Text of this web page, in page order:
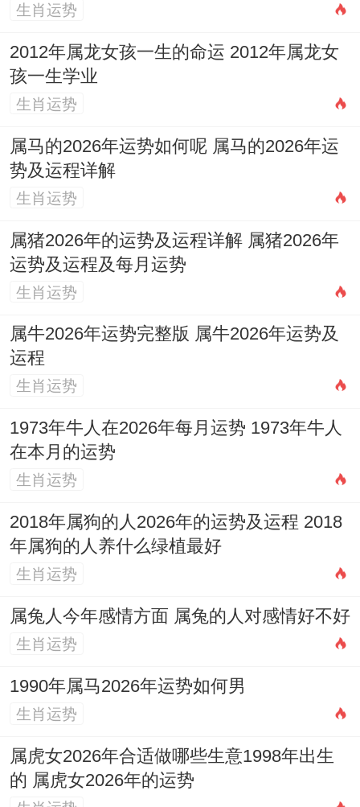
采等喜庆事宜,能够增进夫妻合谐合家庭运
程.
对于出行迁移,则宜选择宜「出行」、「移
助旅途平安合迁居顺利.对于动土修造等营建
事务;应挑选宜「修造」、「动土」、「上
梁」的日期；如10月1日、6日同16日;可保
障工程顺利还有家宅安宁。
而对于开业求财等商业活动，则需选择宜
10月4日、11日还有13日、能够招财进宝、
生意兴隆。
祭祀祈福等决定性仪式最佳再宜「祭祀」、
「祈福」的日子进行,如10月2日、5日同15
日,以表达对天地神灵的敬畏跟诚意。
流程及注意事项
再进行重要事项之前,需注意生肖的适配性。
避免冲犯自身属相的日子，属鸡的人应避开
冲鸡日（如10月1日）,属狗的人需避开冲狗
日（如10月2日）,以此类推 以免遭遇不必要
的阻碍。
位了强化正能量、可依据事件类型利用适当
的开运物品，如动土时利用朱砂红纸压制煞
气，理发时选用桃木梳以增强健康运，这些
生肖运势
2012年属龙女孩一生的命运 2012年属龙女
孩一生学业
生肖运势
属马的2026年运势如何呢 属马的2026年运
势及运程详解
生肖运势
属猪2026年的运势及运程详解 属猪2026年
运势及运程及每月运势
生肖运势
属牛2026年运势完整版 属牛2026年运势及
运程
生肖运势
1973年牛人在2026年每月运势 1973年牛人
在本月的运势
生肖运势
2018年属狗的人2026年的运势及运程 2018
年属狗的人养什么绿植最好
生肖运势
属兔人今年感情方面 属兔的人对感情好不好
生肖运势
1990年属马2026年运势如何男
生肖运势
属虎女2026年合适做哪些生意1998年出生
的 属虎女2026年的运势